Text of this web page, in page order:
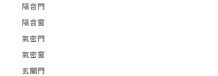
隔音門
隔音窗
氣密門
氣密窗
玄關門